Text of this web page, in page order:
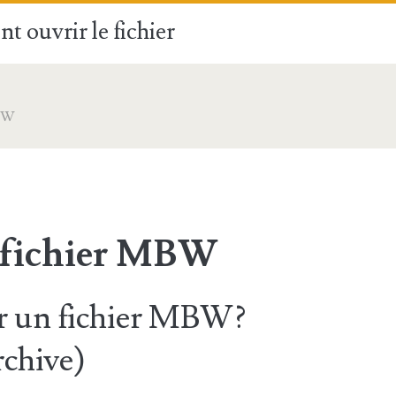
ouvrir le fichier
MBW
un fichier MBW?